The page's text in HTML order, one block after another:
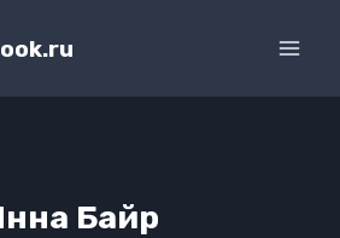
Байр